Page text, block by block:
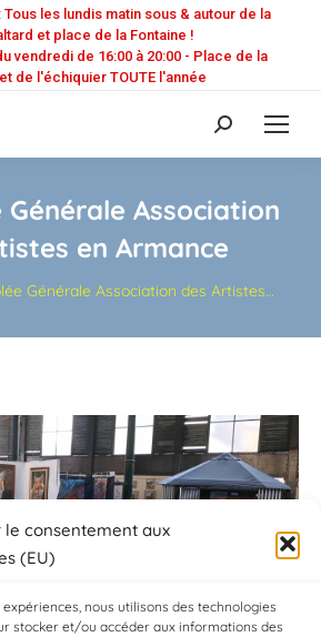
le consentement aux
(EU)
nous utilisons des technologies
stocker et/ou accéder aux informations des
: Tous les lundis matin sous & autour de la
et place de la Fontaine !
vendredi de 16:00 à 20:00 - Place de la
de l'échiquier TOUTE l'année
Recherche
:
Générale Association
en Armance
Générale Association des Artistes…